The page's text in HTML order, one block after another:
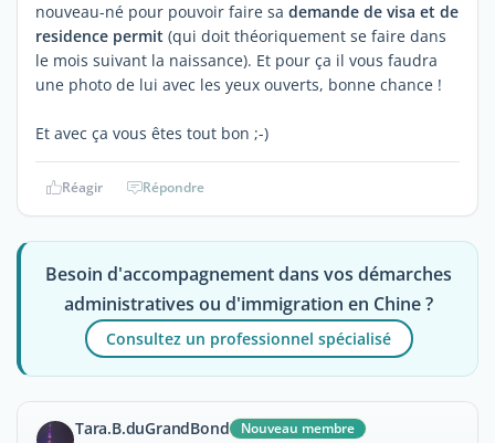
nouveau-né pour pouvoir faire sa demande de visa et de
residence permit (qui doit théoriquement se faire dans
le mois suivant la naissance). Et pour ça il vous faudra
une photo de lui avec les yeux ouverts, bonne chance !
Et avec ça vous êtes tout bon ;-)
Réagir Répondre
Besoin d'accompagnement dans vos démarches
administratives ou d'immigration en Chine ?
Consultez un professionnel spécialisé
Tara.B.duGrandBond Nouveau membre